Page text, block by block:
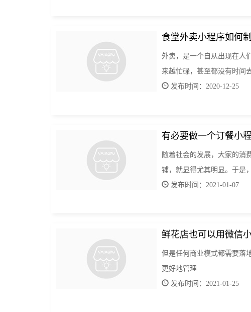
食堂外卖小程序如何
外卖，是一个自从出现在人
来越忙碌，甚至都没有时间
发布时间：2020-12-25
有必要做一个订餐小程
随着社会的发展，大家的消
铺，就显得尤其明显。于是
发布时间：2021-01-07
鲜花店也可以用微信
但是任何商业模式都需要落
更好地管理
发布时间：2021-01-25